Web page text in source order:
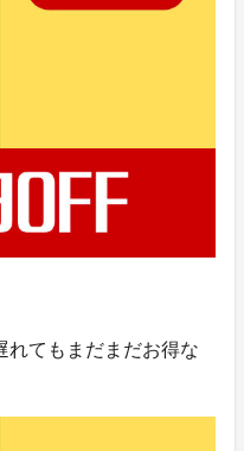
れてもまだまだお得な